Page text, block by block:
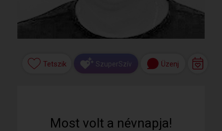
Tetszik SzuperSzív Üzenj
Most volt a névnapja!